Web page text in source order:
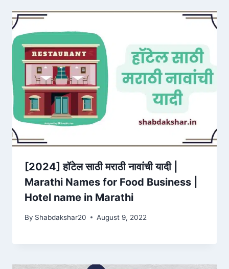
[2024] हॉटेल साठी मराठी नावांची यादी |
Marathi Names for Food Business |
Hotel name in Marathi
By Shabdakshar20 August 9, 2022